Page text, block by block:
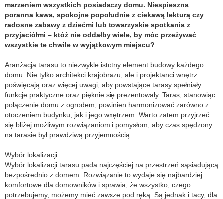
marzeniem wszystkich posiadaczy domu. Niespieszna
poranna kawa, spokojne popołudnie z ciekawą lekturą czy
radosne zabawy z dziećmi lub towarzyskie spotkania z
przyjaciółmi – któż nie oddałby wiele, by móc przeżywać
wszystkie te chwile w wyjątkowym miejscu?
Aranżacja tarasu to niezwykle istotny element budowy każdego
domu. Nie tylko architekci krajobrazu, ale i projektanci wnętrz
poświęcają oraz więcej uwagi, aby powstające tarasy spełniały
funkcje praktyczne oraz pięknie się prezentowały. Taras, stanowiąc
połączenie domu z ogrodem, powinien harmonizować zarówno z
otoczeniem budynku, jak i jego wnętrzem. Warto zatem przyjrzeć
się bliżej możliwym rozwiązaniom i pomysłom, aby czas spędzony
na tarasie był prawdziwą przyjemnością.
Wybór lokalizacji
Wybór lokalizacji tarasu pada najczęściej na przestrzeń sąsiadującą
bezpośrednio z domem. Rozwiązanie to wydaje się najbardziej
komfortowe dla domowników i sprawia, że wszystko, czego
potrzebujemy, możemy mieć zawsze pod ręką. Są jednak i tacy, dla